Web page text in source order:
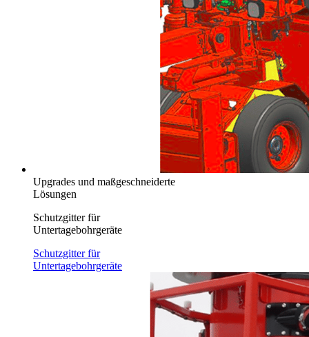
Upgrades und maßgeschneiderte
Lösungen
Schutzgitter für
Untertagebohrgeräte
Schutzgitter für
Untertagebohrgeräte